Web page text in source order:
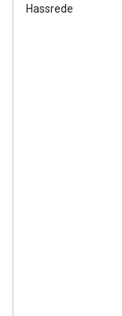
Hassrede